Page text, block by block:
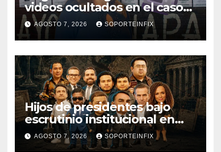
videos ocultados en el caso
Ayotzinapa como estrategia
de encubrimiento
AGOSTO 7, 2026 SOPORTEINFIX
Hijos de presidentes bajo
escrutinio institucional en
Brasil, Guinea Ecuatorial,
Angola y Estados Unidos
AGOSTO 7, 2026 SOPORTEINFIX